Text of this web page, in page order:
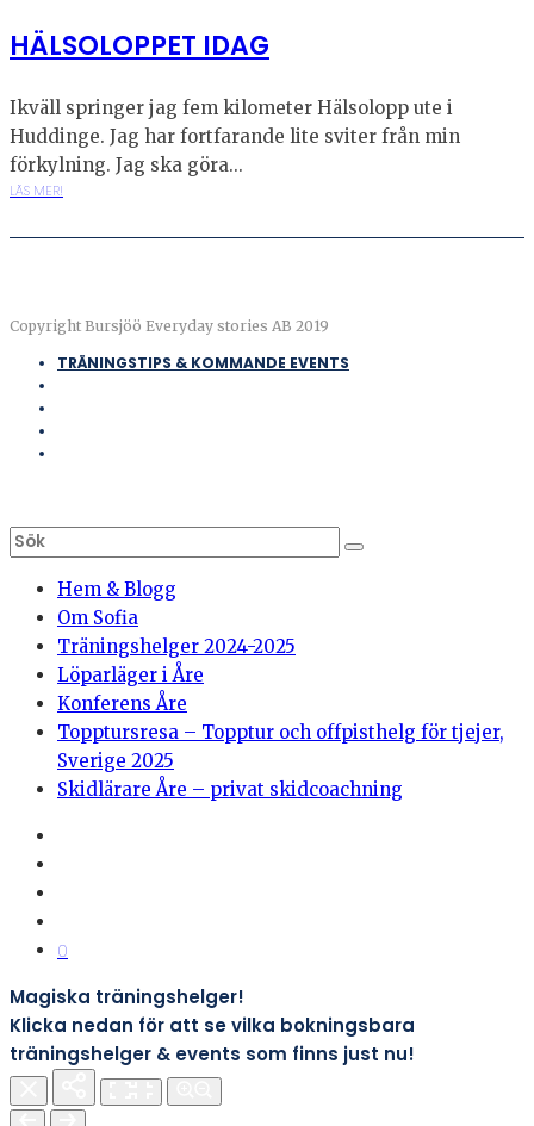
HÄLSOLOPPET IDAG
Ikväll springer jag fem kilometer Hälsolopp ute i
Huddinge. Jag har fortfarande lite sviter från min
förkylning. Jag ska göra...
LÄS MER!
Copyright Bursjöö Everyday stories AB 2019
TRÄNINGSTIPS & KOMMANDE EVENTS
Hem & Blogg
Om Sofia
Träningshelger 2024-2025
Löparläger i Åre
Konferens Åre
Topptursresa – Topptur och offpisthelg för tjejer,
Sverige 2025
Skidlärare Åre – privat skidcoachning
0
Magiska träningshelger!
Klicka nedan för att se vilka bokningsbara
träningshelger & events som finns just nu!